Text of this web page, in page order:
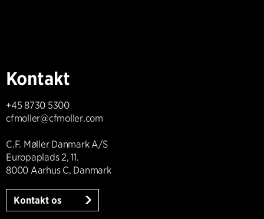
Kontakt
+45 8730 5300
cfmoller@cfmoller.com
C.F. Møller Danmark A/S
Europaplads 2, 11.
8000 Aarhus C, Danmark
Kontakt os